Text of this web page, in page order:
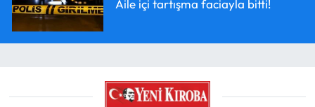
Aile içi tartışma faciayla bitti!